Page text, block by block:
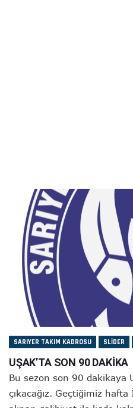
SARIYER TAKIM KADROSU SLIDER
UŞAK’TA SON 90 DAKİKA
Bu sezon son 90 dakikaya
çıkacağız. Geçtiğimiz hafta